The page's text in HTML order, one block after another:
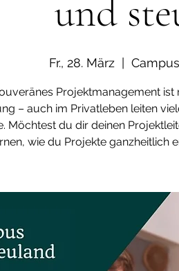
und
Fr., 28. März
  |
Projektmanagement
– auch im Privatleben leiten
Möchtest du dir deinen
wie du Projekte ganzheitlich